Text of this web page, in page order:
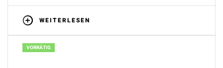
WEITERLESEN
VORRÄTIG